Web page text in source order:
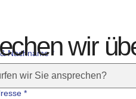
Nachname *
*
wir